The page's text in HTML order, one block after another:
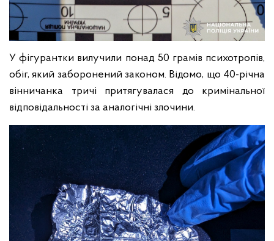
У фігурантки вилучили понад 50 грамів психотропів,
обіг, який заборонений законом. Відомо, що 40-річна
вінничанка тричі притягувалася до кримінальної
відповідальності за аналогічні злочини.